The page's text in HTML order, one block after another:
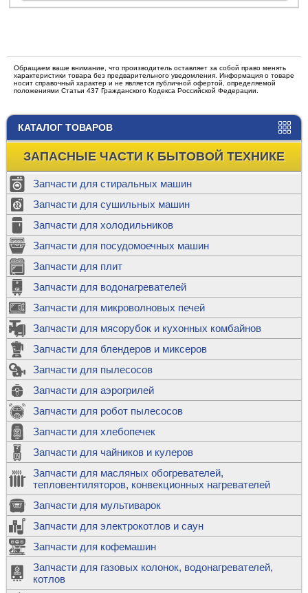
КАТАЛОГ ТОВАРОВ
ЗАПАСНЫЕ ЧАСТИ К БЫТОВОЙ ТЕХНИКЕ
Запчасти для стиральных машин
Запчасти для сушильных машин
Запчасти для холодильников
Запчасти для посудомоечных машин
Запчасти для плит
Запчасти для водонагревателей
Запчасти для микроволновых печей
Запчасти для мясорубок и кухонных комбайнов
Запчасти для блендеров и миксеров
Запчасти для пылесосов
Запчасти для аэрогрилей
Запчасти для робот пылесосов
Запчасти для хлебопечек
Запчасти для чайников и кулеров
Запчасти для масляных обогревателей,
тепловентиляторов, конвекционных нагревателей
Запчасти для мультиварок
Запчасти для электрокотлов и саун
Запчасти для кофемашин
Запчасти для газовых колонок, водонагревателей,
котлов
Обращаем ваше внимание, что производитель оставляет за собой право менять
характеристики товара без предварительного уведомления. Информация о товаре
носит справочный характер и не является публичной офертой, определяемой
положениями Статьи 437 Гражданского Кодекса Российской Федерации.